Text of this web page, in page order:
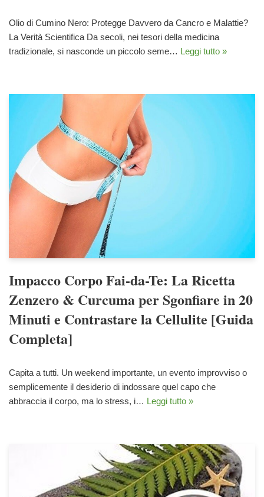
Olio di Cumino Nero: Protegge Davvero da Cancro e Malattie?
La Verità Scientifica Da secoli, nei tesori della medicina
tradizionale, si nasconde un piccolo seme… Leggi tutto »
Impacco Corpo Fai-da-Te: La Ricetta
Zenzero & Curcuma per Sgonfiare in 20
Minuti e Contrastare la Cellulite [Guida
Completa]
Capita a tutti. Un weekend importante, un evento improvviso o
semplicemente il desiderio di indossare quel capo che
abbraccia il corpo, ma lo stress, i… Leggi tutto »